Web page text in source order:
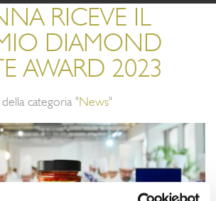
RICEVE IL
DIAMOND
AWARD 2023
della categoria "News"